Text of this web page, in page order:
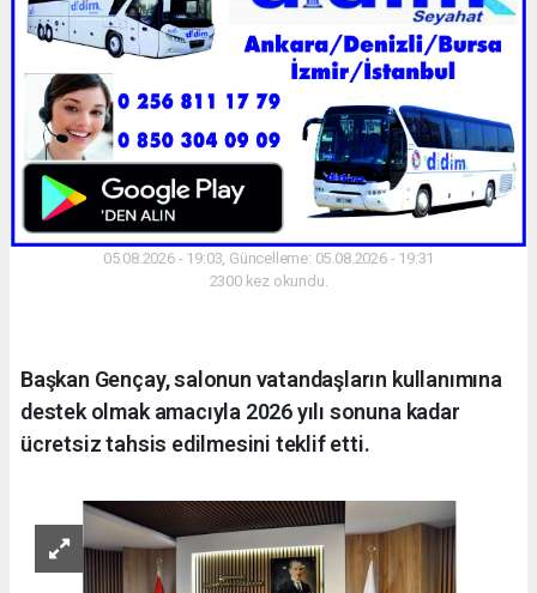
05.08.2026 - 19:03, Güncelleme: 05.08.2026 - 19:31
2300 kez okundu.
Başkan Gençay, salonun vatandaşların kullanımına
destek olmak amacıyla 2026 yılı sonuna kadar
ücretsiz tahsis edilmesini teklif etti.